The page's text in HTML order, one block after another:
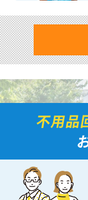
不用品